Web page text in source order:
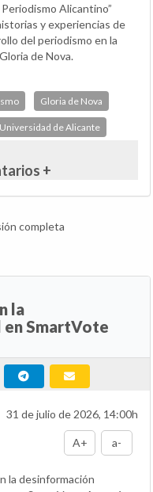
Alicantino”
y experiencias de
del periodismo en la
de Nova.
Gloria de Nova
Universidad de Alicante
+
completa
la
SmartVote
31 de julio de 2026, 14:00h
A+ a-
la desinformación